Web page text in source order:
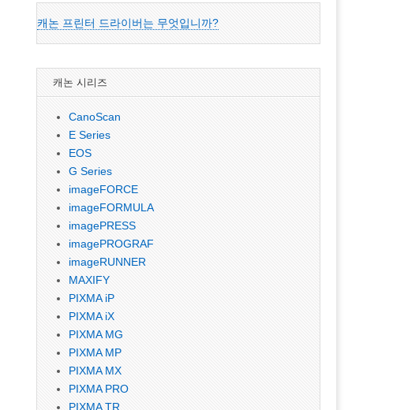
캐논 프린터 드라이버는 무엇입니까?
캐논 시리즈
CanoScan
E Series
EOS
G Series
imageFORCE
imageFORMULA
imagePRESS
imagePROGRAF
imageRUNNER
MAXIFY
PIXMA iP
PIXMA iX
PIXMA MG
PIXMA MP
PIXMA MX
PIXMA PRO
PIXMA TR